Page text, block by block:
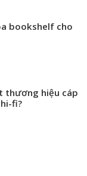
bookshelf cho
thương hiệu cáp
fi?